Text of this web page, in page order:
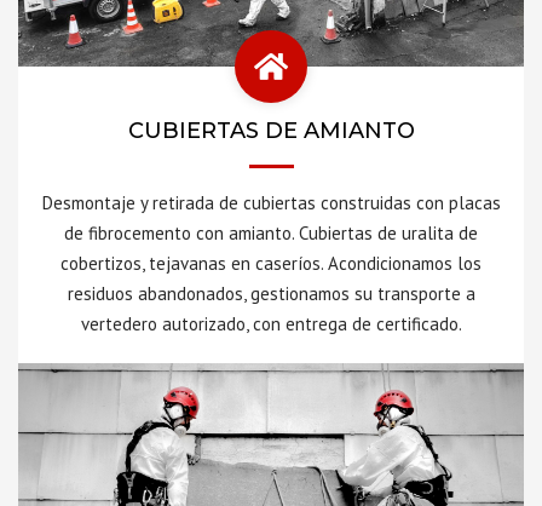
CUBIERTAS DE AMIANTO
Desmontaje y retirada de cubiertas construidas con placas
de fibrocemento con amianto. Cubiertas de uralita de
cobertizos, tejavanas en caseríos. Acondicionamos los
residuos abandonados, gestionamos su transporte a
vertedero autorizado, con entrega de certificado.